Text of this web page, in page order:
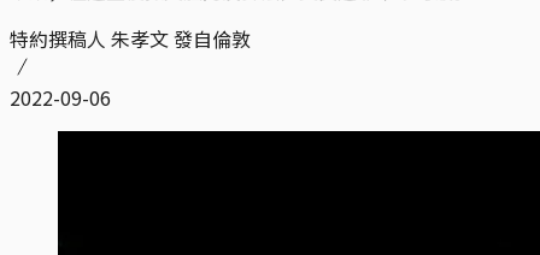
特約撰稿人 朱孝文 發自倫敦
2022-09-06